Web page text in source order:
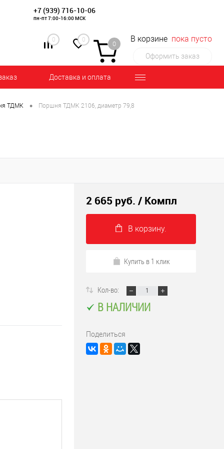
+7 (939) 716-10-06
пн-пт 7:00-16:00 МСК
0 0
0
В корзине пока пусто
Оформить заказ
Доставка и оплата
ТДМК • Поршня ТДМК 2106, диаметр 79,8
2 665 руб. / Компл
В корзину.
Купить в 1 клик
Кол-во:
В НАЛИЧИИ
Поделиться